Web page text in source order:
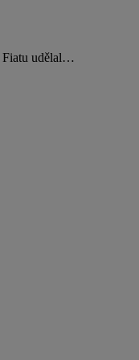
Fiatu udělal…